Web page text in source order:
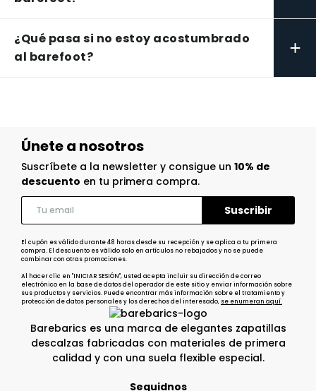
¿Qué pasa si no estoy acostumbrado
al barefoot?
+
Barebarics es una marca de elegantes zapatillas
descalzas fabricadas con materiales de primera
calidad y con una suela flexible especial.
Seguidnos
Únete a nosotros
Suscríbete a la newsletter y consigue un 10% de
descuento en tu primera compra.
El cupón es válido durante 48 horas desde su recepción y se aplica a tu primera
compra. El descuento es válido solo en artículos no rebajados y no se puede
combinar con otras promociones.
Al hacer clic en "INICIAR SESIÓN", usted acepta incluir su dirección de correo
electrónico en la base de datos del operador de este sitio y enviar información sobre
sus productos y servicios. Puede encontrar más información sobre el tratamiento y
protección de datos personales y los derechos del interesado, se enumeran aquí.